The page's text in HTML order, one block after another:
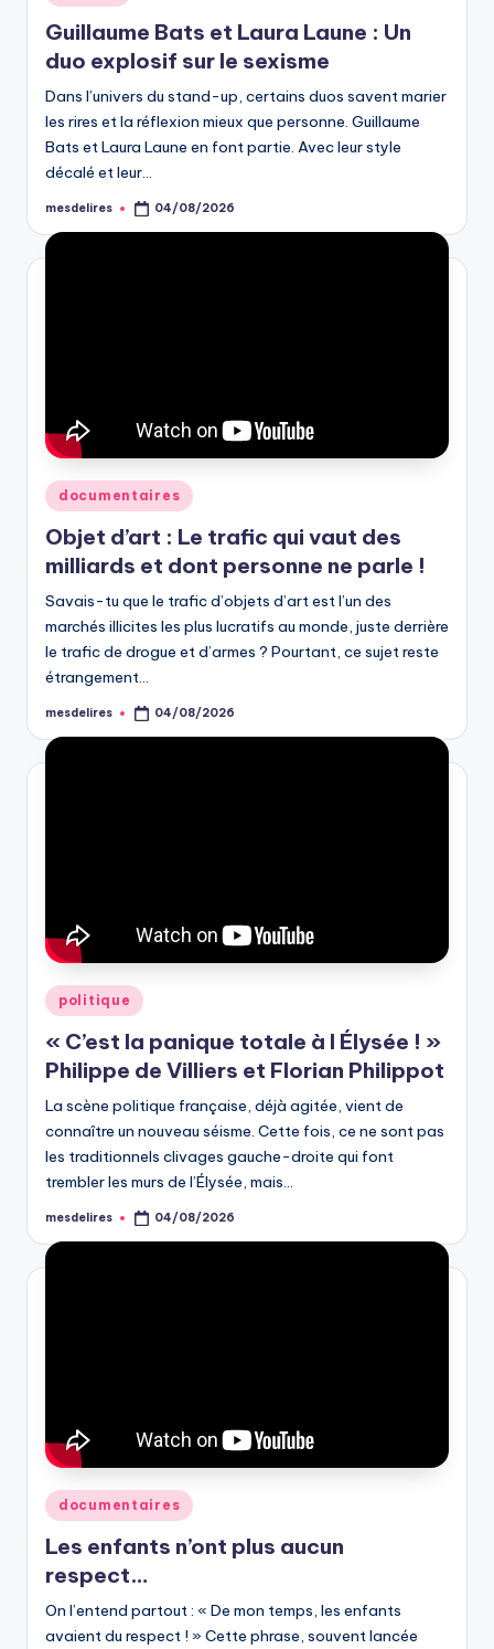
in
Guillaume Bats et Laura Laune : Un
duo explosif sur le sexisme
Dans l’univers du stand-up, certains duos savent marier
les rires et la réflexion mieux que personne. Guillaume
Bats et Laura Laune en font partie. Avec leur style
décalé et leur…
Posted
mesdelires 04/08/2026
Posted
in
documentaires
Objet d’art : Le trafic qui vaut des
milliards et dont personne ne parle !
Savais-tu que le trafic d’objets d’art est l’un des
marchés illicites les plus lucratifs au monde, juste derrière
le trafic de drogue et d’armes ? Pourtant, ce sujet reste
étrangement…
Posted
mesdelires 04/08/2026
Posted
in
politique
« C’est la panique totale à l Élysée ! »
Philippe de Villiers et Florian Philippot
La scène politique française, déjà agitée, vient de
connaître un nouveau séisme. Cette fois, ce ne sont pas
les traditionnels clivages gauche-droite qui font
trembler les murs de l’Élysée, mais…
Posted
mesdelires 04/08/2026
Posted
in
documentaires
Les enfants n’ont plus aucun
respect…
On l’entend partout : « De mon temps, les enfants
avaient du respect ! » Cette phrase, souvent lancée